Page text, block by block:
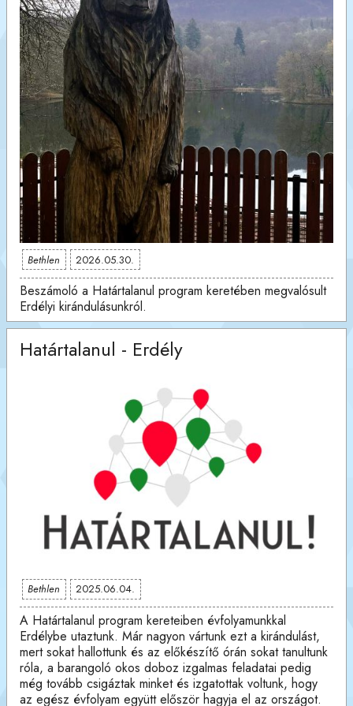
Bethlen 2026.05.30.
Beszámoló a Határtalanul program keretében megvalósult
Erdélyi kirándulásunkról.
Határtalanul - Erdély
Bethlen 2025.06.04.
A Határtalanul program kereteiben évfolyamunkkal
Erdélybe utaztunk. Már nagyon vártunk ezt a kirándulást,
mert sokat hallottunk és az előkészítő órán sokat tanultunk
róla, a barangoló okos doboz izgalmas feladatai pedig
még tovább csigáztak minket és izgatottak voltunk, hogy
az egész évfolyam együtt először hagyja el az országot.